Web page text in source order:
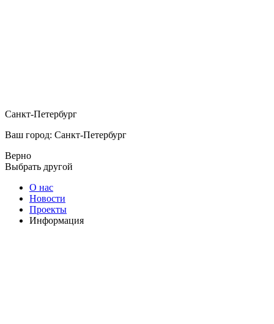
Санкт-Петербург
Ваш город: Санкт-Петербург
Верно
Выбрать другой
О нас
Новости
Проекты
Информация